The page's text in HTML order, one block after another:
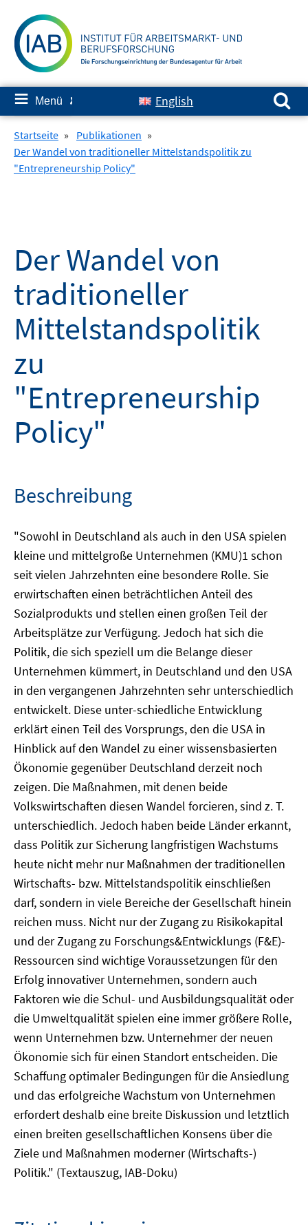
zum
Inhalt
≡ Menü ✘ English
Suchen nach:
Startseite » Publikationen »
Der Wandel von traditioneller Mittelstandspolitik zu
"Entrepreneurship Policy"
Der Wandel von
traditioneller
Mittelstandspolitik
zu
"Entrepreneurship
Policy"
Beschreibung
"Sowohl in Deutschland als auch in den USA spielen
kleine und mittelgroße Unternehmen (KMU)1 schon
seit vielen Jahrzehnten eine besondere Rolle. Sie
erwirtschaften einen beträchtlichen Anteil des
Sozialprodukts und stellen einen großen Teil der
Arbeitsplätze zur Verfügung. Jedoch hat sich die
Politik, die sich speziell um die Belange dieser
Unternehmen kümmert, in Deutschland und den USA
in den vergangenen Jahrzehnten sehr unterschiedlich
entwickelt. Diese unter-schiedliche Entwicklung
erklärt einen Teil des Vorsprungs, den die USA in
Hinblick auf den Wandel zu einer wissensbasierten
Ökonomie gegenüber Deutschland derzeit noch
zeigen. Die Maßnahmen, mit denen beide
Volkswirtschaften diesen Wandel forcieren, sind z. T.
unterschiedlich. Jedoch haben beide Länder erkannt,
dass Politik zur Sicherung langfristigen Wachstums
heute nicht mehr nur Maßnahmen der traditionellen
Wirtschafts- bzw. Mittelstandspolitik einschließen
darf, sondern in viele Bereiche der Gesellschaft hinein
reichen muss. Nicht nur der Zugang zu Risikokapital
und der Zugang zu Forschungs&Entwicklungs (F&E)-
Ressourcen sind wichtige Voraussetzungen für den
Erfolg innovativer Unternehmen, sondern auch
Faktoren wie die Schul- und Ausbildungsqualität oder
die Umweltqualität spielen eine immer größere Rolle,
wenn Unternehmen bzw. Unternehmer der neuen
Ökonomie sich für einen Standort entscheiden. Die
Schaffung optimaler Bedingungen für die Ansiedlung
und das erfolgreiche Wachstum von Unternehmen
erfordert deshalb eine breite Diskussion und letztlich
einen breiten gesellschaftlichen Konsens über die
Ziele und Maßnahmen moderner (Wirtschafts-)
Politik." (Textauszug, IAB-Doku)